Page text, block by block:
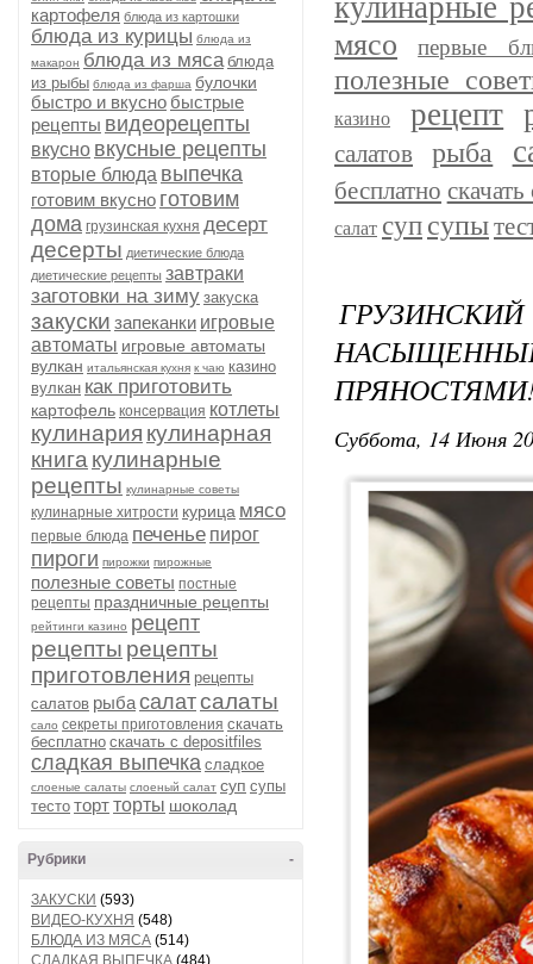
картофеля блюда из картошки
блюда из курицы блюда из
макарон блюда из мяса блюда
из рыбы блюда из фарша булочки
быстро и вкусно быстрые
рецепты видеорецепты
вкусно вкусные рецепты
вторые блюда выпечка
готовим вкусно готовим
дома грузинская кухня десерт
десерты диетические блюда
диетические рецепты завтраки
заготовки на зиму закуска
закуски запеканки игровые
автоматы игровые автоматы
вулкан итальянская кухня к чаю казино
вулкан как приготовить
картофель консервация котлеты
кулинария кулинарная
книга кулинарные
рецепты кулинарные советы
кулинарные хитрости курица мясо
первые блюда печенье пирог
пироги пирожки пирожные
полезные советы постные
рецепты праздничные рецепты
рейтинги казино рецепт
рецепты рецепты
приготовления рецепты
салатов рыбасалатсалаты
сало секреты приготовления скачать
бесплатно скачать с depositfiles
сладкая выпечка сладкое
слоеные салаты слоеный салат суп супы
тесто тортторты шоколад
-
Рубрики
ЗАКУСКИ (593)
ВИДЕО-КУХНЯ (548)
БЛЮДА ИЗ МЯСА (514)
СЛАДКАЯ ВЫПЕЧКА (484)
кулинарные
мясо
первые
полезные
казино рецепт
салатов рыба
бесплатно
салат суп супы
Суббота, 14 Июня